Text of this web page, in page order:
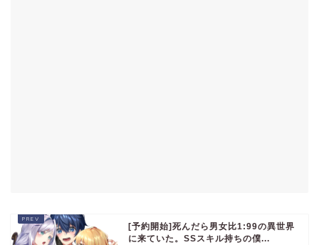
[予約開始]死んだら男女比1:99の異世界
に来ていた。SSスキル持ちの僕...